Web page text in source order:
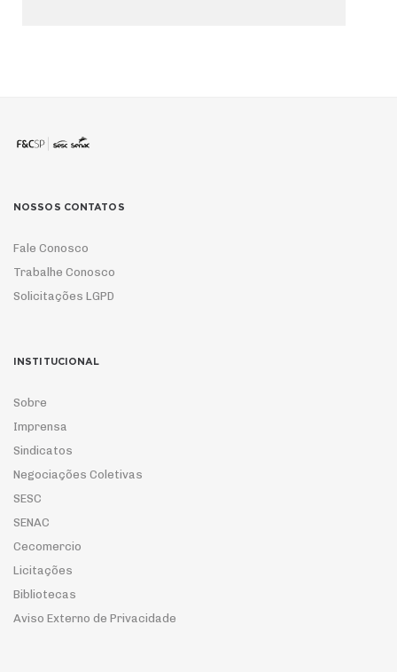
NOSSOS CONTATOS
Fale Conosco
Trabalhe Conosco
Solicitações LGPD
INSTITUCIONAL
Sobre
Imprensa
Sindicatos
Negociações Coletivas
SESC
SENAC
Cecomercio
Licitações
Bibliotecas
Aviso Externo de Privacidade